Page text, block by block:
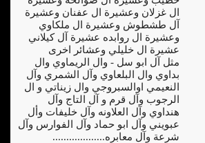
ال غزلان وعشيرة ال عفنان وعشيرة
آل طشطوش وعشيرة ال ملكاوي
وعشيرة ال روابده عشيرة آل كيلاني
عشيرة ال خليلي وعشائر اخرى
مثل آل ابو سل - وال الريماوي وال
بداوي وال البلعاوي وآل الشمري وآل
النعيمي اوالسبروجي وال زيناتي و ال
الرجوب وآل قرم و آل التاج وآل
هنداوي وآل العلاونه وآل خليفات وأل
عبويني وآل ابو حماد وآل الفوارس وآل
شرعة وآل معابره...................